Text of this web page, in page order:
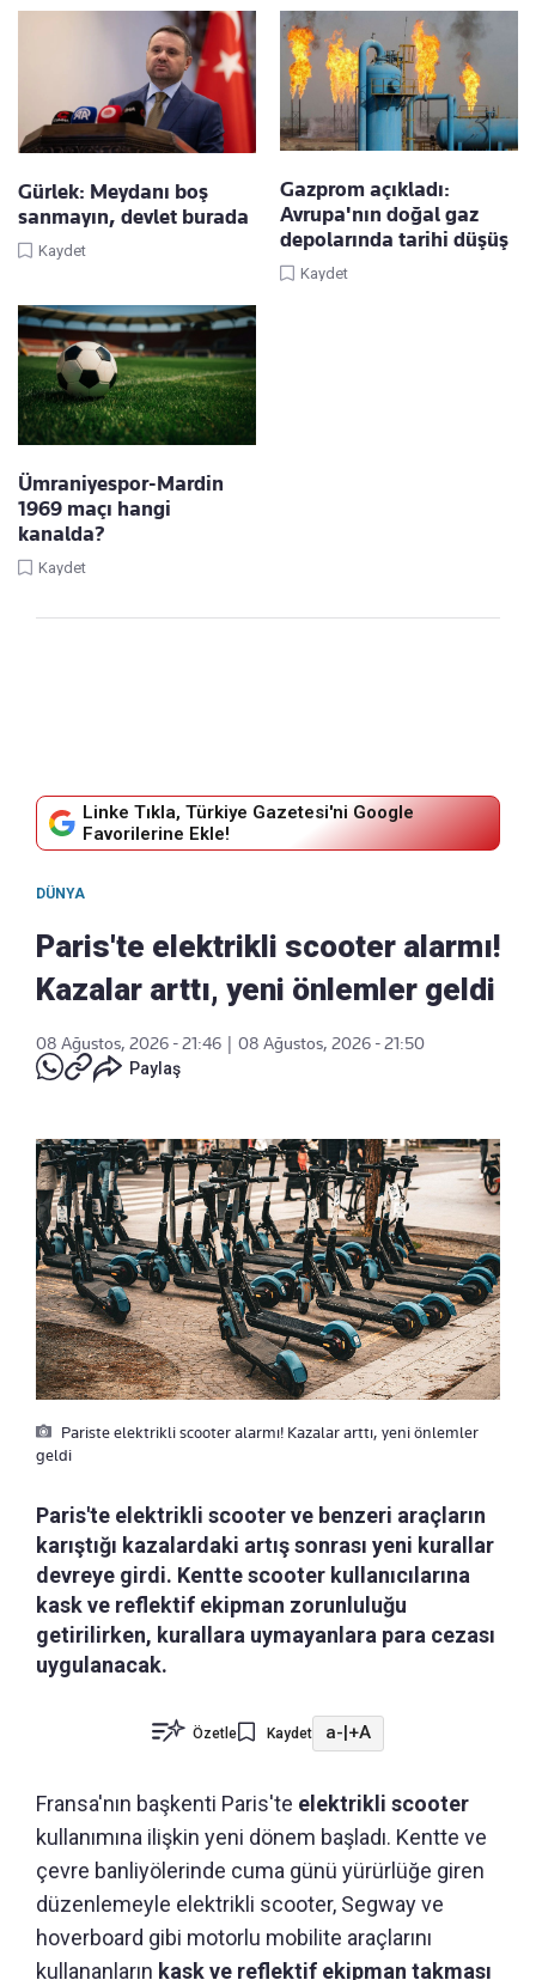
Gürlek: Meydanı boş
sanmayın, devlet burada
Kaydet
Gazprom açıkladı:
Avrupa'nın doğal gaz
depolarında tarihi düşüş
Kaydet
Ümraniyespor-Mardin
1969 maçı hangi
kanalda?
Kaydet
Linke Tıkla, Türkiye Gazetesi'ni Google
Favorilerine Ekle!
DÜNYA
Paris'te elektrikli scooter alarmı!
Kazalar arttı, yeni önlemler geldi
08 Ağustos, 2026 - 21:46
08 Ağustos, 2026 - 21:50
Paylaş
Pariste elektrikli scooter alarmı! Kazalar arttı, yeni önlemler
geldi
Paris'te elektrikli scooter ve benzeri araçların
karıştığı kazalardaki artış sonrası yeni kurallar
devreye girdi. Kentte scooter kullanıcılarına
kask ve reflektif ekipman zorunluluğu
getirilirken, kurallara uymayanlara para cezası
uygulanacak.
Özetle Kaydet a- +A
Fransa'nın başkenti Paris'te elektrikli scooter
kullanımına ilişkin yeni dönem başladı. Kentte ve
çevre banliyölerinde cuma günü yürürlüğe giren
düzenlemeyle elektrikli scooter, Segway ve
hoverboard gibi motorlu mobilite araçlarını
kullananların kask ve reflektif ekipman takması